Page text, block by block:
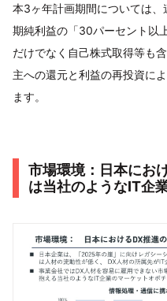
本3ヶ年計画期間については
期純利益の「30パーセント以
だけでなく自己株式取得等も
主への還元と利益の再投資に
ます。
市場環境：日本にお
は当社のようなIT企